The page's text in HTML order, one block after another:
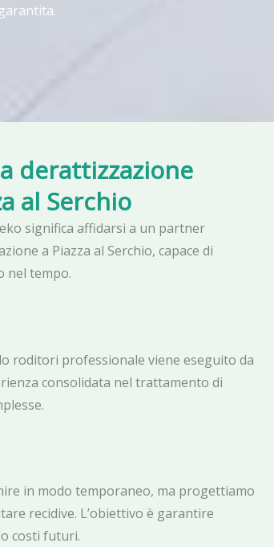
derattizzazione
al Serchio
significa affidarsi a un partner
a Piazza al Serchio, capace di
nel tempo.
roditori professionale viene eseguito da
consolidata nel trattamento di
in modo temporaneo, ma progettiamo
recidive. L’obiettivo è garantire
costi futuri.